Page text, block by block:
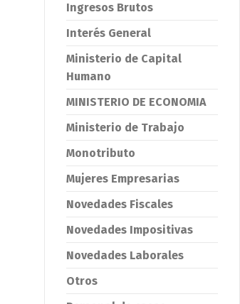
Ingresos Brutos
Interés General
Ministerio de Capital
Humano
MINISTERIO DE ECONOMIA
Ministerio de Trabajo
Monotributo
Mujeres Empresarias
Novedades Fiscales
Novedades Impositivas
Novedades Laborales
Otros